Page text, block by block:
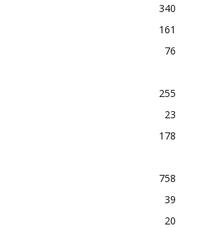
340
161
76
255
23
178
758
39
20